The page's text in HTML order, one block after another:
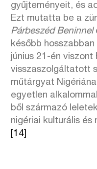
gyűjteményeit, és
Ezt mutatta be a
Párbeszéd Beninnel
később
június 21-én viszont
visszaszolgáltatott
műtárgyat
egyetlen
ből származó
nigériai kulturális és
[14]